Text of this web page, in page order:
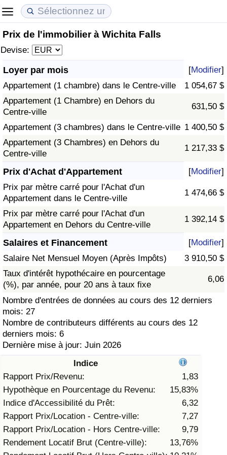
Prix de l'immobilier à Wichita Falls
Devise:
Loyer par mois [Modifier]
Appartement (1 chambre) dans le Centre-ville
1 054,67 $
Appartement (1 Chambre) en Dehors du
Centre-ville
631,50 $
Appartement (3 chambres) dans le Centre-ville 1 400,50 $
Appartement (3 Chambres) en Dehors du
Centre-ville
1 217,33 $
Prix d'Achat d'Appartement [Modifier]
Prix par mètre carré pour l'Achat d'un
Appartement dans le Centre-ville
1 474,66 $
Prix par mètre carré pour l'Achat d'un
Appartement en Dehors du Centre-ville
1 392,14 $
Salaires et Financement [Modifier]
Salaire Net Mensuel Moyen (Après Impôts)
3 910,50 $
Taux d'intérêt hypothécaire en pourcentage
(%), par année, pour 20 ans à taux fixe
6,06
Nombre d'entrées de données au cours des 12 derniers
mois: 27
Nombre de contributeurs différents au cours des 12
derniers mois: 6
Dernière mise à jour: Juin 2026
Indice
Rapport Prix/Revenu:
1,83
Hypothèque en Pourcentage du Revenu:
15,83%
Indice d'Accessibilité du Prêt:
6,32
Rapport Prix/Location - Centre-ville:
7,27
Rapport Prix/Location - Hors Centre-ville:
9,79
Rendement Locatif Brut (Centre-ville):
13,76%
Coût de la vie
Indice du Coût de la Vie (Actuel)
Indice du Coût de la Vie
Indice du coût de la vie par pays
à Akaba
Prix de l'immobilier
Indice des Prix de l'immobilier (Actuel)
Indice des Prix de l'immobilier
Indice des Prix de l'immobilier par Pays
Qualité de Vie
Indice de Qualité de Vie
Indice de Qualité de Vie (Actuel)
Indice de qualité de vie par pays
Criminalité
Indice de Criminalité (Actuel)
Indice de Criminalité
Indice de criminalité par pays
Soins de santé
Indice des soins de santé (Actuel)
Indice des soins de santé
Indice des soins de santé par Pays
Pollution
Indice de Pollution (Actuel)
Indice de pollution
Indice de Pollution par Pays
Trafic